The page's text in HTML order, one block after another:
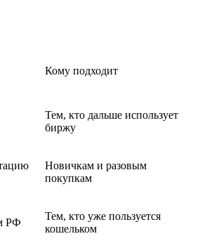
Кому подходит
Тем, кто дальше использует
биржу
Новичкам и разовым
покупкам
РФ
Тем, кто уже пользуется
кошельком